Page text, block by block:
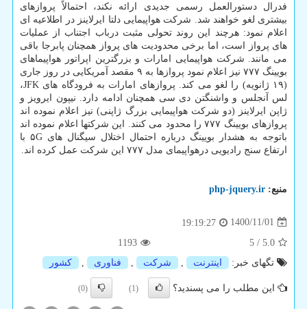
فدرال دستورالعمل رسمی جدیدی ارائه نکند، احتمالاً پروازهای
بیشتری لغو خواهند شد. شرکت هواپیمایی دلتا ایرلاینز در اطلاعیه ای
اعلام نمود: هرچند این روند تحولی مثبت درباب اجتناب از عملیات
های پرواز است، اما برخی محدودیت های پرواز همچنان پابرجا باقی
می مانند. شرکت هواپیمایی امارات و بزرگترین اپراتور هواپیماهای
بویینگ ۷۷۷ نیز اعلام نمود پروازها به ۹ مقصد آمریکایی در روز جاری
(۱۹ ژانویه) را لغو می کند. پروازهای امارات به فرودگاه های JFK،
لس آنجلس و واشنگتن دی سی همچنان ادامه دارد. نیپون ایرویز و
ژاپن ایرلاینز (دو شرکت هواپیمایی بزرگ ژاپنی) نیز اعلام نموده اند
پروازهای بویینگ ۷۷۷ را محدود می کنند. این شرکتها اعلام نموده اند
باتوجه به هشدار بویینگ درباره احتمال اختلال سیگنال های ۵G با
ارتفاع سنج رادیویی درهواپیمای مدل ۷۷۷ این شرکت عمل کرده اند.
منبع: php-jquery.ir
1400/11/01
19:19:27
5.0
/
5
1193
تگهای خبر:
اینترنت , شركت , فناوری , كشور
این مطلب را می پسندید؟ (1)
(0)